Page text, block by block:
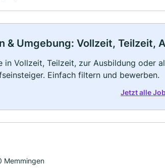
& Umgebung: Vollzeit, Teilzeit,
in Vollzeit, Teilzeit, zur Ausbildung oder
Einfach filtern und bewerben.
Jetzt alle
Memmingen